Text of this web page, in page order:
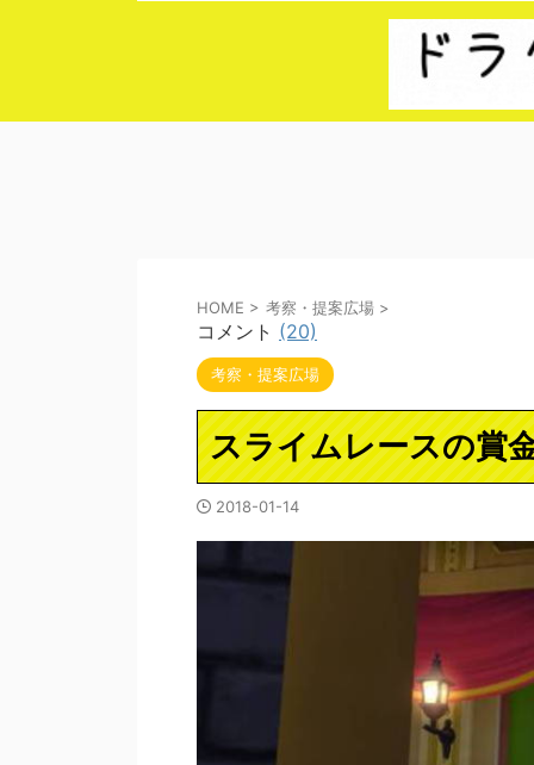
HOME > 考察・提案広場 >
コメント (20)
考察・提案広場
スライムレースの賞
2018-01-14